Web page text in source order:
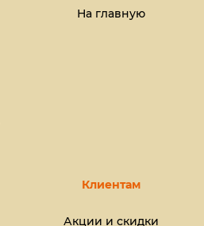
На главную
Клиентам
Акции и скидки